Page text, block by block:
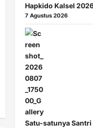
Hapkido Kalsel
7 Agustus 2026
Satu-satunya Santri